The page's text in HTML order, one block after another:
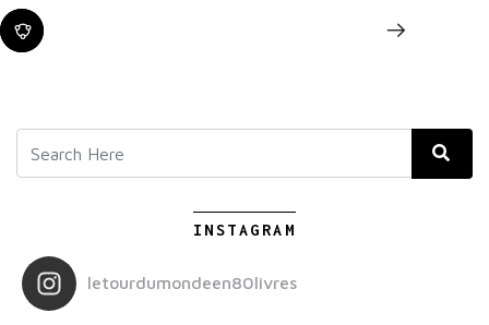
INSTAGRAM
letourdumondeen80livres